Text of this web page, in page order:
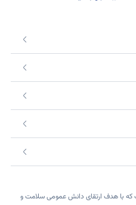
که با هدف ارتقای دانش عمومی سلامت و